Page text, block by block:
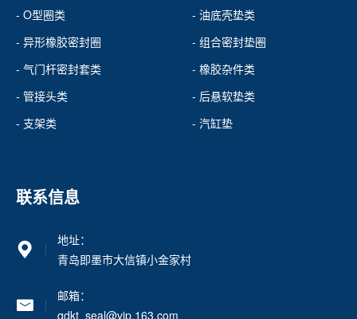
- O型圈类
- 油底壳垫类
- 异形橡胶密封圈
- 组合密封垫圈
- 气门杆密封套类
- 橡胶杂件类
- 管接头类
- 后悬软垫类
- 支架类
- 汽缸垫
联系信息
地址：
青岛即墨市大信镇小金家村
邮箱：
qdkt_seal@vip.163.com